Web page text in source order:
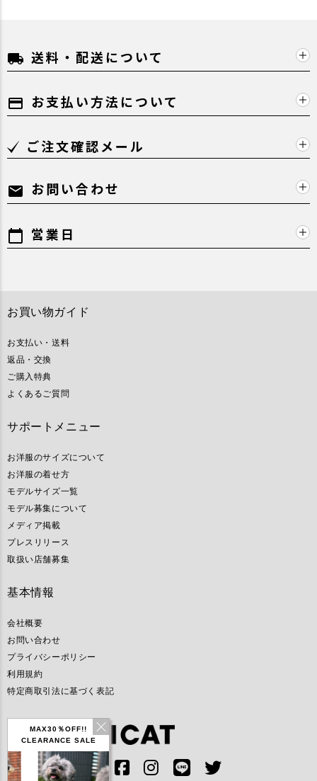
MAX30％OFF!!
CLEARANCE SALE
local_shipping 送料・配送について
payment お支払い方法について
ご注文確認メール
mail お問い合わせ
calendar_today 営業日
お買い物ガイド
お支払い・送料
返品・交換
ご購入特典
よくあるご質問
サポートメニュー
お洋服のサイズについて
お洋服の着せ方
モデルサイズ一覧
モデル募集について
メディア掲載
プレスリリース
取扱い店舗募集
基本情報
会社概要
お問い合わせ
プライバシーポリシー
利用規約
特定商取引法に基づく表記